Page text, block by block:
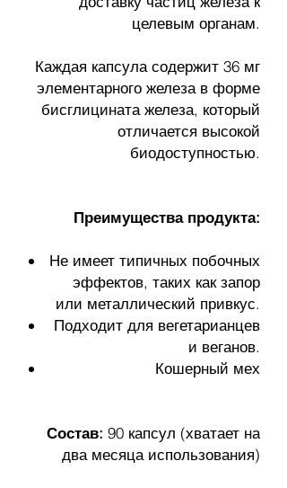
целевым органам.
Каждая капсула содержит 36 мг
элементарного железа в форме
бисглицината железа, который
отличается высокой
биодоступностью.
Преимущества продукта:
Не имеет типичных побочных
эффектов, таких как запор
или металлический привкус.
Подходит для вегетарианцев
и веганов.
Кошерный мех
Состав: 90 капсул (хватает на
два месяца использования)